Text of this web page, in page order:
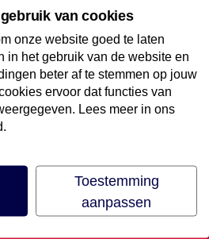
van cookies
onze website goed te laten
in het gebruik van de website en
beter af te stemmen op jouw
ervoor dat functies van
Lees meer in ons
Toestemming
aanpassen